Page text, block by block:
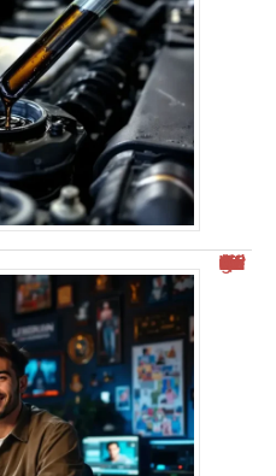
Qui est GMK ? Découvrez le vidéaste Georges Maroun Kikano